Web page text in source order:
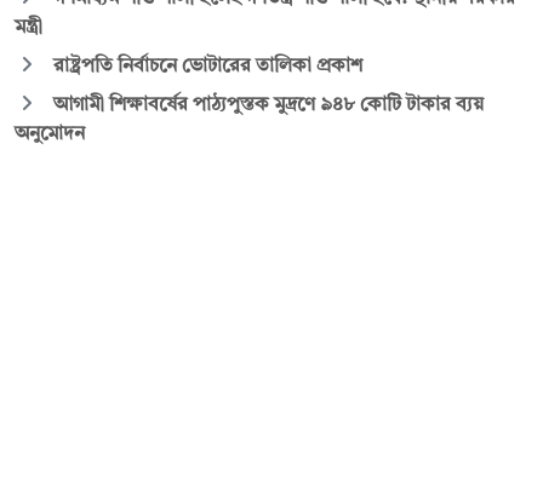
মন্ত্রী
রাষ্ট্রপতি নির্বাচনে ভোটারের তালিকা প্রকাশ
আগামী শিক্ষাবর্ষের পাঠ্যপুস্তক মুদ্রণে ৯৪৮ কোটি টাকার ব্যয়
অনুমোদন